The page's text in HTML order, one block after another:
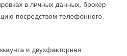
в личных данных, брокер
посредством телефонного
и двухфакторная